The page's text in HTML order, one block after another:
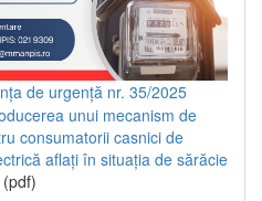
de urgență nr. 35/2025
unui mecanism de
consumatorii casnici de
aflați în situația de sărăcie
(pdf)